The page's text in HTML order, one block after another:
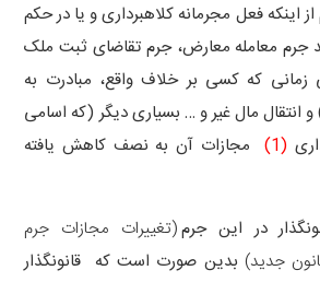
اینکه فعل مجرمانه کلاهبرداری و یا در حکم
جرم معامله معارض، جرم تقاضای ﺛﺒﺖ ﻣﻠﮏ
که کسی بر خلاف واقع، مبادرت به
انتقال مال غیر و … بسیاری دیگر (که اسامی
(1)
مجازات آن به نصف کاهش یافته
در این جرم(تغییرات مجازات جرم
جدید) بدین صورت است که قانونگذار